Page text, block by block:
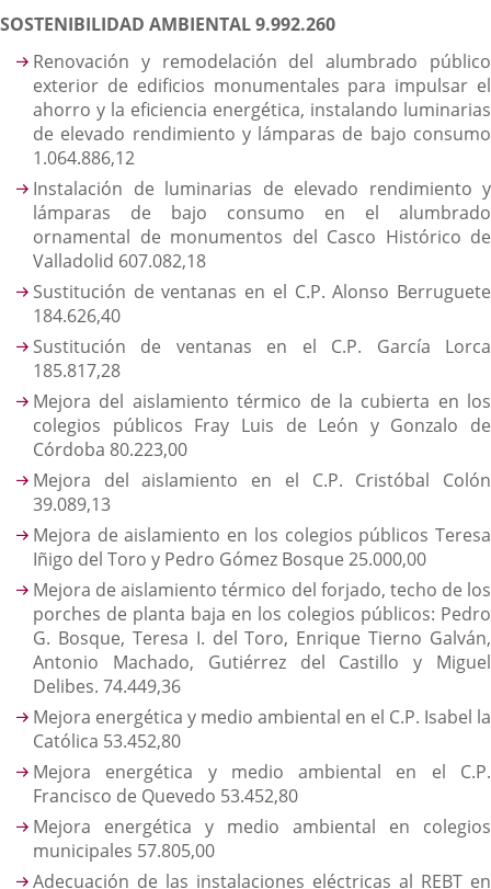
SOSTENIBILIDAD AMBIENTAL 9.992.260
Renovación y remodelación del alumbrado público
exterior de edificios monumentales para impulsar el
ahorro y la eficiencia energética, instalando luminarias
de elevado rendimiento y lámparas de bajo consumo
1.064.886,12
Instalación de luminarias de elevado rendimiento y
lámparas de bajo consumo en el alumbrado
ornamental de monumentos del Casco Histórico de
Valladolid 607.082,18
Sustitución de ventanas en el C.P. Alonso Berruguete
184.626,40
Sustitución de ventanas en el C.P. García Lorca
185.817,28
Mejora del aislamiento térmico de la cubierta en los
colegios públicos Fray Luis de León y Gonzalo de
Córdoba 80.223,00
Mejora del aislamiento en el C.P. Cristóbal Colón
39.089,13
Mejora de aislamiento en los colegios públicos Teresa
Iñigo del Toro y Pedro Gómez Bosque 25.000,00
Mejora de aislamiento térmico del forjado, techo de los
porches de planta baja en los colegios públicos: Pedro
G. Bosque, Teresa I. del Toro, Enrique Tierno Galván,
Antonio Machado, Gutiérrez del Castillo y Miguel
Delibes. 74.449,36
Mejora energética y medio ambiental en el C.P. Isabel la
Católica 53.452,80
Mejora energética y medio ambiental en el C.P.
Francisco de Quevedo 53.452,80
Mejora energética y medio ambiental en colegios
municipales 57.805,00
Adecuación de las instalaciones eléctricas al REBT en